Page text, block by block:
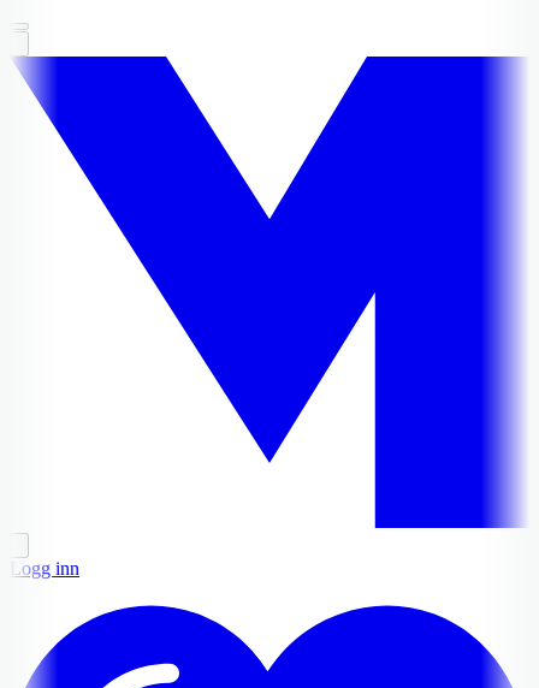
Logg inn